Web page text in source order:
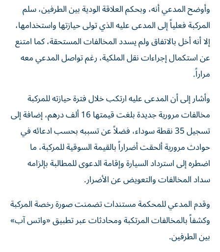
وأوضح المدعي أنه، وبحكم العلاقة الودية بين الطرفين، سلم
المركبة فعلياً إلى المدعى عليه الذي تولى حيازتها واستخدامها،
إلا أنه أخل بالاتفاق ولم يسدد المخالفات المستحقة، كما امتنع
عن استكمال إجراءات نقل الملكية، رغم تواصل المدعي معه
مراراً.
وأشار إلى أن المدعى عليه ارتكب خلال فترة حيازته للمركبة
مخالفات مرورية جديدة بلغت قيمتها 16 ألف درهم، إضافة إلى
تسجيل 35 نقطة سوداء، فضلاً عن تسببه بحسب ادعائه في
حوادث مرورية ألحقت أضراراً بالقيمة السوقية للمركبة، ما
اضطره إلى استرداد السيارة وإقامة الدعوى للمطالبة بإلزامه
سداد المخالفات والتعويض عن الأضرار.
وقدم المدعي للمحكمة مستندات تضمنت صورة رخصة المركبة
وكشفاً بالمخالفات المرتكبة ومحادثات عبر تطبيق «واتس آب»
بين الطرفين.